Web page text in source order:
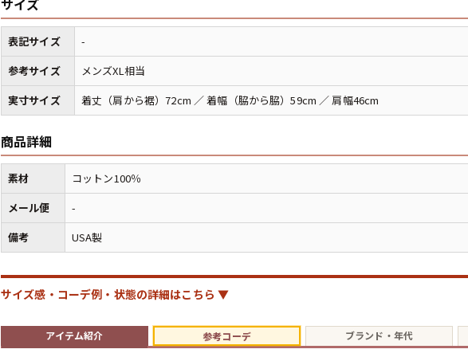
お客様の声
レビュー1
メルマガ登録
会社概要
古着卸売
プライバシーポリシー
お問い合わせ
サイズ
表記サイズ
-
参考サイズ
メンズXL相当
実寸サイズ
着丈（肩から裾）72cm ／ 着幅（脇から脇）59cm ／ 肩幅46cm
商品詳細
素材
コットン100％
メール便
-
備考
USA製
サイズ感・コーデ例・状態の詳細はこちら ▼
アイテム紹介 参考コーデ ブランド・年代